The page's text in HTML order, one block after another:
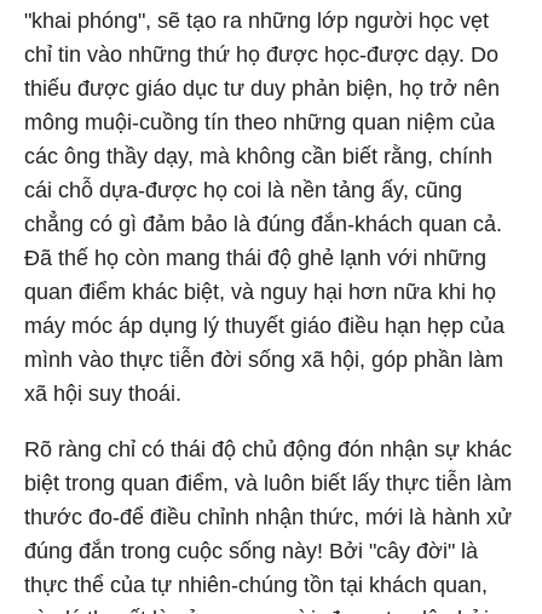
"khai phóng", sẽ tạo ra những lớp người học vẹt
chỉ tin vào những thứ họ được học-được dạy. Do
thiếu được giáo dục tư duy phản biện, họ trở nên
mông muội-cuồng tín theo những quan niệm của
các ông thầy dạy, mà không cần biết rằng, chính
cái chỗ dựa-được họ coi là nền tảng ấy, cũng
chẳng có gì đảm bảo là đúng đắn-khách quan cả.
Đã thế họ còn mang thái độ ghẻ lạnh với những
quan điểm khác biệt, và nguy hại hơn nữa khi họ
máy móc áp dụng lý thuyết giáo điều hạn hẹp của
mình vào thực tiễn đời sống xã hội, góp phần làm
xã hội suy thoái.
Rõ ràng chỉ có thái độ chủ động đón nhận sự khác
biệt trong quan điểm, và luôn biết lấy thực tiễn làm
thước đo-để điều chỉnh nhận thức, mới là hành xử
đúng đắn trong cuộc sống này! Bởi "cây đời" là
thực thể của tự nhiên-chúng tồn tại khách quan,